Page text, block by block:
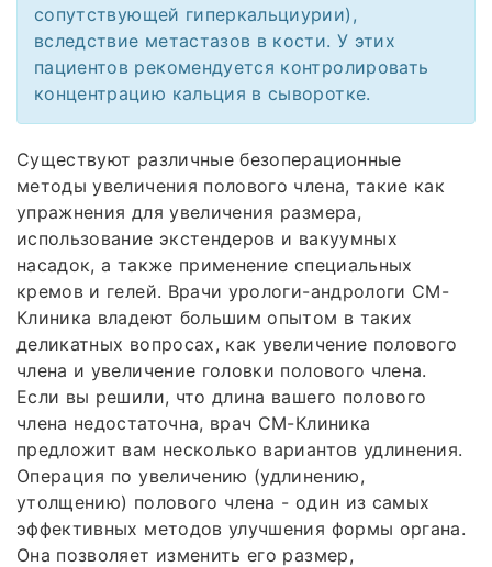
сопутствующей гиперкальциурии),
вследствие метастазов в кости. У этих
пациентов рекомендуется контролировать
концентрацию кальция в сыворотке.
Существуют различные безоперационные
методы увеличения полового члена, такие как
упражнения для увеличения размера,
использование экстендеров и вакуумных
насадок, а также применение специальных
кремов и гелей. Врачи урологи-андрологи СМ-
Клиника владеют большим опытом в таких
деликатных вопросах, как увеличение полового
члена и увеличение головки полового члена.
Если вы решили, что длина вашего полового
члена недостаточна, врач СМ-Клиника
предложит вам несколько вариантов удлинения.
Операция по увеличению (удлинению,
утолщению) полового члена - один из самых
эффективных методов улучшения формы органа.
Она позволяет изменить его размер,